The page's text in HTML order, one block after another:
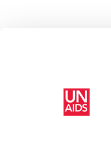
Ресурсы